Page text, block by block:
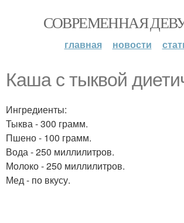
СОВРЕМЕННАЯ
главная новости
Каша с тыквой
Ингредиенты:
Тыква - 300 грамм.
Пшено - 100 грамм.
Вода - 250 миллилитров.
Молоко - 250 миллилитров.
Мед - по вкусу.